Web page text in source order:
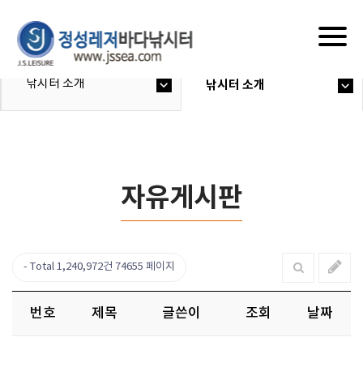
낚시터 소개 낚시터 소개
자유게시판
Total 1,240,972건 74655 페이지
번호 제목 글쓴이 조회 날짜